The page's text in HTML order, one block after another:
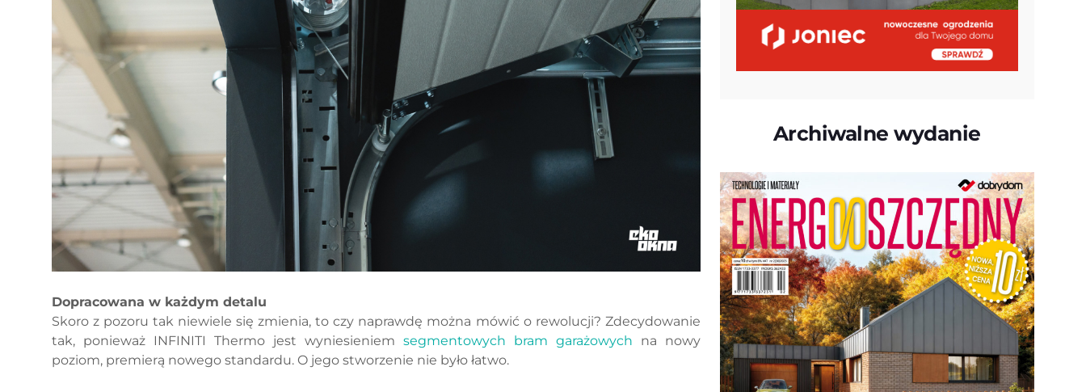
Dopracowana w każdym detalu
Skoro z pozoru tak niewiele się zmienia, to czy naprawdę można mówić o rewolucji? Zdecydowanie
tak, ponieważ INFINITI Thermo jest wyniesieniem segmentowych bram garażowych na nowy
poziom, premierą nowego standardu. O jego stworzenie nie było łatwo.
Archiwalne wydanie